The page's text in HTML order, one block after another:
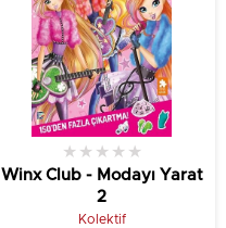
Winx Club - Modayı Yarat
2
★ ★ ★ ★ ★
Kolektif